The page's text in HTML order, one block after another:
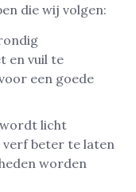
die wij volgen:
en vuil te
een goede
licht
verf beter te laten
worden